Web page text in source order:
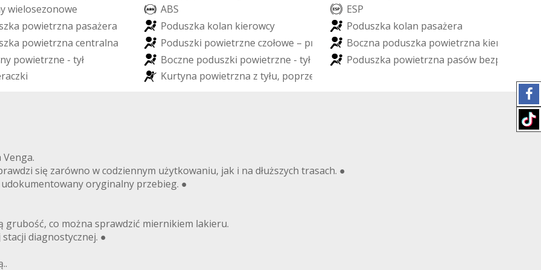
y wielosezonowe ABS ESP
zka powietrzna pasażera Poduszka kolan kierowcy Poduszka kolan pasażera
zka powietrzna centralna Poduszki powietrzne czołowe – pr Boczna poduszka powietrzna kier
ny powietrzne - tył Boczne poduszki powietrzne - tył Poduszka powietrzna pasów bezp
raczki Kurtyna powietrzna z tyłu, poprze
się zarówno w codziennym użytkowaniu, jak i na dłuższych trasach. ●
udokumentowany oryginalny przebieg. ●
co można sprawdzić miernikiem lakieru.
diagnostycznej. ●